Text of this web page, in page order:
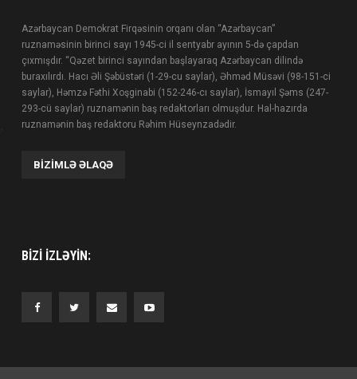
Azərbaycan Demokrat Firqəsinin orqanı olan “Azərbaycan”
ruznaməsinin birinci sayı 1945-ci il sentyabr ayının 5-də çapdan
çıxmışdır. “Qəzet birinci sayından başlayaraq Azərbaycan dilində
buraxılırdı. Hacı Əli Şəbüstəri (1-29-cu saylar), Əhməd Müsəvi (98-151-ci
saylar), Həmzə Fəthi Xoşginabi (152-246-cı saylar), İsmayıl Şəms (247-
293-cü saylar) ruznamənin baş redaktorları olmuşdur. Hal-hazırda
ruznamənin baş redaktoru Rəhim Hüseynzadədir.
BIZIMLƏ ƏLAQƏ
BIZI IZLƏYIN: